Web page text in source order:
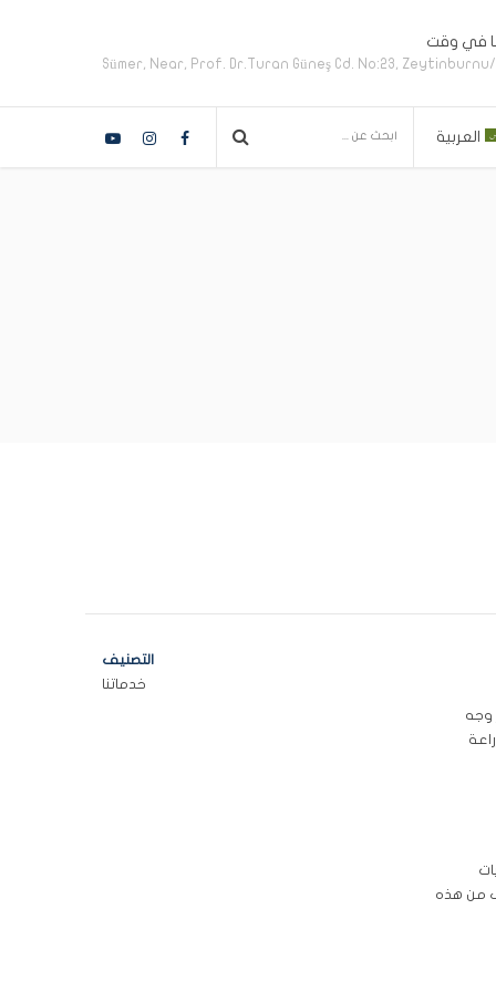
في وقت
Sümer, Near, Prof. Dr.Turan Güneş Cd. No:23,
العربية
وجه
من هذه
التصنيف
خدماتنا